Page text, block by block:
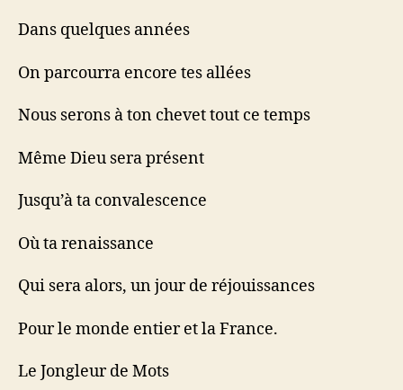
Dans quelques années
On parcourra encore tes allées
Nous serons à ton chevet tout ce temps
Même Dieu sera présent
Jusqu’à ta convalescence
Où ta renaissance
Qui sera alors, un jour de réjouissances
Pour le monde entier et la France.
Le Jongleur de Mots